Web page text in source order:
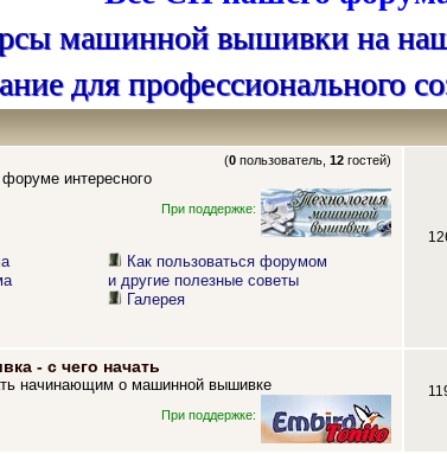
машинной вышивки на
для профессионального
(0 пользователь,12 гостей)
интересного
При поддержке:
Как пользоваться форумом
и другие полезные советы
Галерея
- с чего начать
начинающим о машинной вышивке
При поддержке: